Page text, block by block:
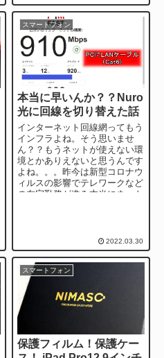
スマートフォン
本当に早いんか？？Nuro
光に回線を切り替えた話
インターネット回線網ってもう
インフラよね。そう思いませ
ん？？もうネットが使えない環
境とかありえないと思うんです
よね。。。昨今は新型コロナウ
ィルスの影響でテレワークなど
の在宅勤務が進み本当にネット
2022.03.30
スマートフォン
保護フィルム！保護ケー